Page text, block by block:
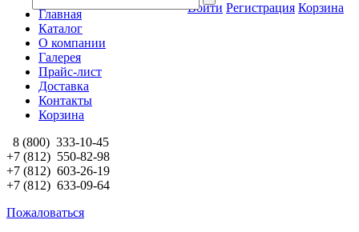
Войти Регистрация Корзина
Главная
Каталог
О компании
Галерея
Прайс-лист
Доставка
Контакты
Корзина
8 (800) 333-10-45
+7 (812) 550-82-98
+7 (812) 603-26-19
+7 (812) 633-09-64
Пожаловаться